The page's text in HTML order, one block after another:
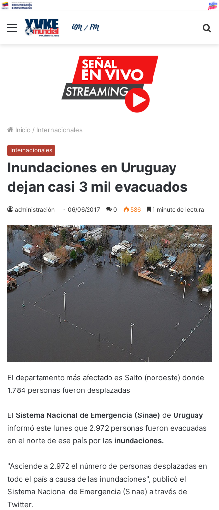
Menu
Inicio / Internacionales
Internacionales
Inundaciones en Uruguay
dejan casi 3 mil evacuados
administración 06/06/2017 0 586 1 minuto de lectura
El departamento más afectado es Salto (noroeste) donde
1.784 personas fueron desplazadas
El Sistema Nacional de Emergencia (Sinae) de Uruguay
informó este lunes que 2.972 personas fueron evacuadas
en el norte de ese país por las inundaciones.
"Asciende a 2.972 el número de personas desplazadas en
todo el país a causa de las inundaciones", publicó el
Sistema Nacional de Emergencia (Sinae) a través de
Twitter.